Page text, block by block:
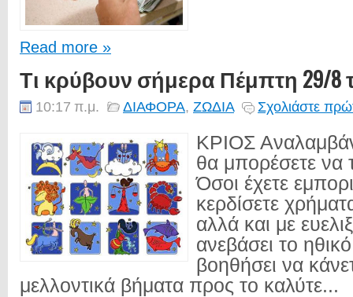
Read more »
Τι κρύβουν σήμερα Πέμπτη 29/8
10:17 π.μ. ΔΙΑΦΟΡΑ, ΖΩΔΙΑ Σχολιάστε
ΚΡΙΟΣ
θα μπορέσετε να
Όσοι έχετε
κερδίσετε
αλλά και με
ανεβάσει το
βοηθήσει να
μελλοντικά βήματα προς το καλύτε...